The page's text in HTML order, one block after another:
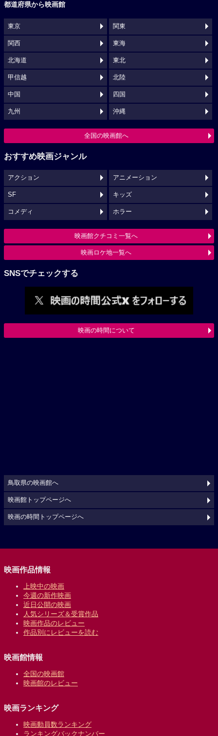
都道府県から映画館
東京 関東
関西 東海
北海道 東北
甲信越 北陸
中国 四国
九州 沖縄
全国の映画館へ
おすすめ映画ジャンル
アクション アニメーション
SF キッズ
コメディ ホラー
映画館クチコミ一覧へ
映画ロケ地一覧へ
SNSでチェックする
映画の時間について
鳥取県の映画館へ
映画館トップページへ
映画の時間トップページへ
映画作品情報
上映中の映画
今週の新作映画
近日公開の映画
人気シリーズ＆受賞作品
映画作品のレビュー
作品別にレビューを読む
映画館情報
全国の映画館
映画館のレビュー
映画ランキング
映画動員数ランキング
ランキングバックナンバー